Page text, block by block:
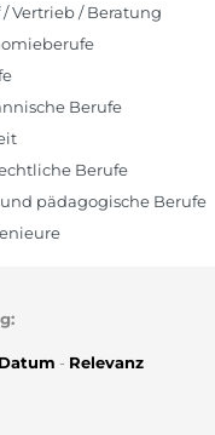
/ Vertrieb / Beratung
Berufe
Berufe
pädagogische Berufe
Datum - Relevanz